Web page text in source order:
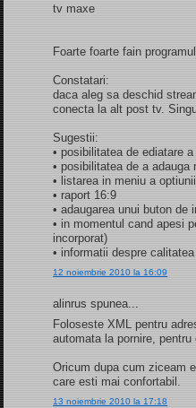
tv maxe
Foarte foarte fain
Constatari:
daca aleg sa deschid
conecta la alt post tv.
Sugestii:
• posibilitatea de ediatare
• posibilitatea de a
• listarea in meniu a
• raport 16:9
• adaugarea unui buton
• in momentul cand apesi
incorporat)
• informatii despre
12 noiembrie 2010 la 16:09
alinrus spunea...
Foloseste XML pentru
automata la pornire,
Oricum dupa cum ziceam
care esti mai confortabil.
13 noiembrie 2010 la 17:18